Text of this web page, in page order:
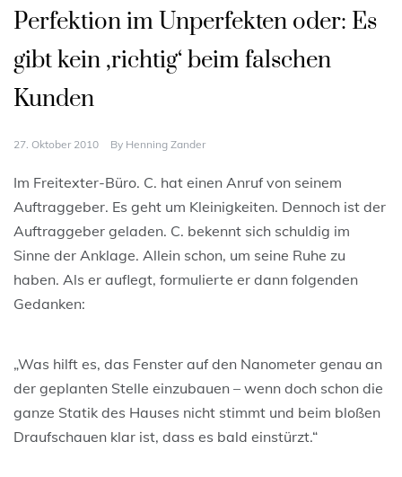
Perfektion im Unperfekten oder: Es
gibt kein ‚richtig‘ beim falschen
Kunden
27. Oktober 2010 By Henning Zander
Im Freitexter-Büro. C. hat einen Anruf von seinem
Auftraggeber. Es geht um Kleinigkeiten. Dennoch ist der
Auftraggeber geladen. C. bekennt sich schuldig im
Sinne der Anklage. Allein schon, um seine Ruhe zu
haben. Als er auflegt, formulierte er dann folgenden
Gedanken:
„Was hilft es, das Fenster auf den Nanometer genau an
der geplanten Stelle einzubauen – wenn doch schon die
ganze Statik des Hauses nicht stimmt und beim bloßen
Draufschauen klar ist, dass es bald einstürzt.“